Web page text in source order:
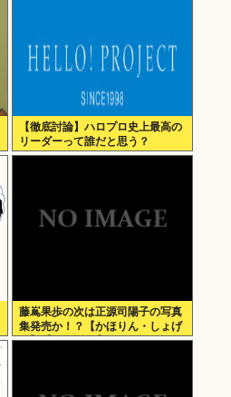
【徹底討論】ハロプロ史上最高の
リーダーって誰だと思う？
藤嶌果歩の次は正源司陽子の写真
集発売か！？【かほりん・しょげ
こ】【日向坂46】